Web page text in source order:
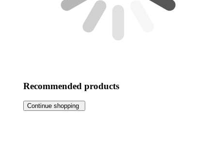
Recommended products
Continue shopping